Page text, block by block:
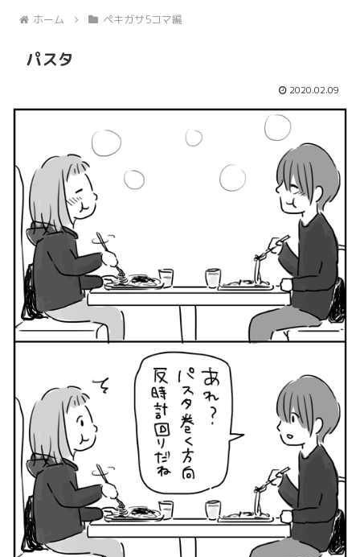
ホーム ペキガサ5コマ編
パスタ
2020.02.09